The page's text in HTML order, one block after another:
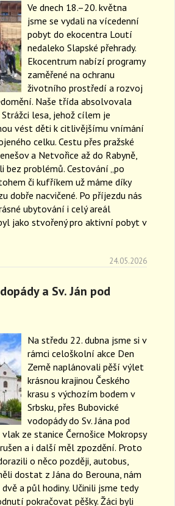
Ve dnech 18.–20. května
jsme se vydali na vícedenní
pobyt do ekocentra Loutí
nedaleko Slapské přehrady.
Ekocentrum nabízí programy
zaměřené na ochranu
životního prostředí a rozvoj
Naše třída absolvovala
lesa, jehož cílem je
vést děti k citlivějšímu vnímání
celku. Cestu přes pražské
a Netvořice až do Rabyně,
problémů. Cestování „po
či kufříkem už máme díky
dobře nacvičené. Po příjezdu nás
ubytování i celý areál
jako stvořený pro aktivní pobyt v
24.05.2026
a Sv. Ján pod
Na středu 22. dubna jsme si v
rámci celoškolní akce Den
Země naplánovali pěší výlet
krásnou krajinou Českého
krasu s výchozím bodem v
Srbsku, přes Bubovické
vodopády do Sv. Jána pod
ze stanice Černošice Mokropsy
a i další měl zpozdění. Proto
o něco později, autobus,
dostat z Jána do Berouna, nám
a půl hodiny. Učinili jsme tedy
pokračovat pěšky. Žáci byli